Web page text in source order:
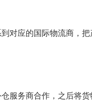
对应的国际物流商，
服务商合作，之后将